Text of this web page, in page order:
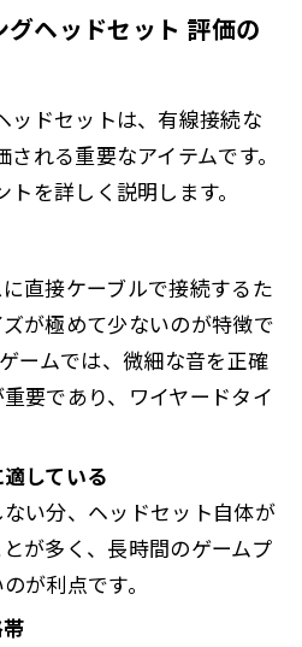
ヘッドセット 評価の
ッドセットは、有線接続な
れる重要なアイテムです。
を詳しく説明します。
直接ケーブルで接続するた
が極めて少ないのが特徴で
ームでは、微細な音を正確
要であり、ワイヤードタイ
している
い分、ヘッドセット自体が
が多く、長時間のゲームプ
が利点です。